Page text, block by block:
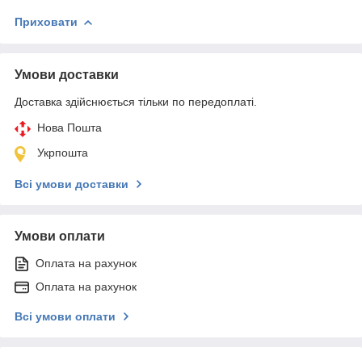
Приховати
Умови доставки
Доставка здійснюється тільки по передоплаті.
Нова Пошта
Укрпошта
Всі умови доставки
Умови оплати
Оплата на рахунок
Оплата на рахунок
Всі умови оплати